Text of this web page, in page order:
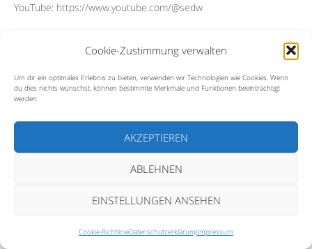
Cookie-Zustimmung verwalten
Um dir ein optimales Erlebnis zu bieten, verwenden wir Technologien wie Cookies. Wenn
du dies nichts wünschst, können bestimmte Merkmale und Funktionen beeinträchtigt
werden.
AKZEPTIEREN
ABLEHNEN
EINSTELLUNGEN ANSEHEN
Cookie-RichtlinieDatenschutzerklärungImpressum
YouTube: https://www.youtube.com/@sedw
Mit Paypal: https://www.s-kluth.de/meine-ausruestung/
Karte oder Apple Pay:
https://www.buymeacoffee.com/fk8cnpvfdjs
Music Pro, Artlist License
License Number – 35761
Will You Dance with Me Song byLalinea